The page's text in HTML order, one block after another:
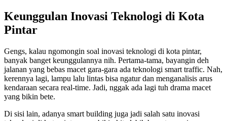
Keunggulan Inovasi Teknologi di Kota
Pintar
Gengs, kalau ngomongin soal inovasi teknologi di kota pintar,
banyak banget keunggulannya nih. Pertama-tama, bayangin deh
jalanan yang bebas macet gara-gara ada teknologi smart traffic. Nah,
kerennya lagi, lampu lalu lintas bisa ngatur dan menganalisis arus
kendaraan secara real-time. Jadi, nggak ada lagi tuh drama macet
yang bikin bete.
Di sisi lain, adanya smart building juga jadi salah satu inovasi